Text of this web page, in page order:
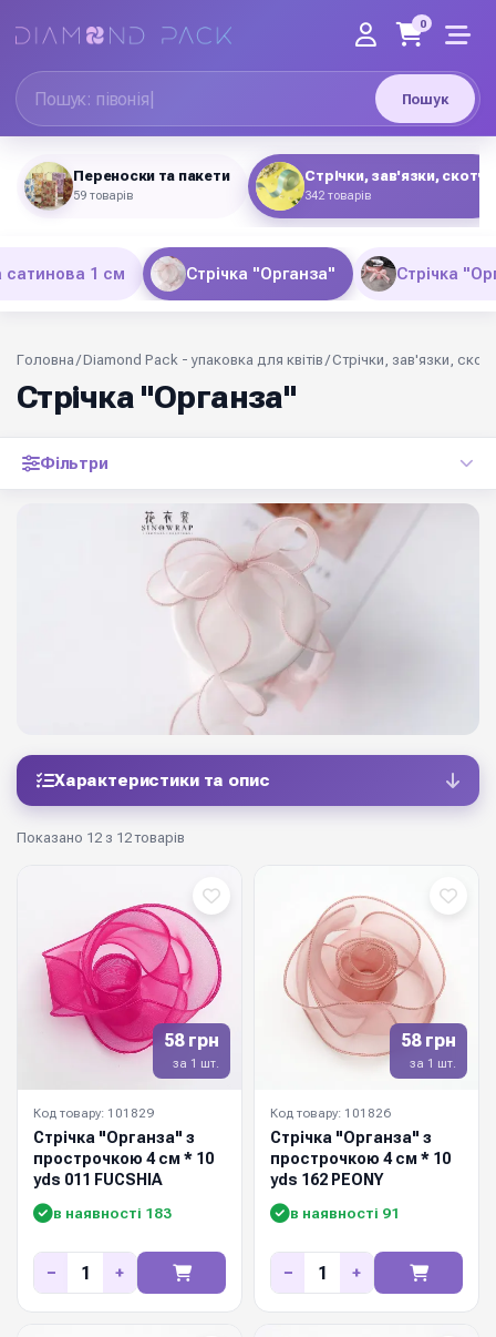
Пошук
0
Переноски та пакети
59 товарів
Стрічки, зав'язки, скотч
342 товарів
сатинова 1 см Стрічка "Органза" Стрічка
Головна /Diamond Pack - упаковка для квітів /Стрічки, зав'язки, скотч
Стрічка "Органза"
Фільтри
Характеристики та опис
Показано 12 з 12 товарів
58 грн
за 1 шт.
Код товару: 101829
Стрічка "Органза" з
прострочкою 4 см * 10
yds 011 FUCSHIA
в наявності 183
− +
58 грн
за 1 шт.
Код товару: 101826
Стрічка "Органза" з
прострочкою 4 см * 10
yds 162 PEONY
в наявності 91
− +